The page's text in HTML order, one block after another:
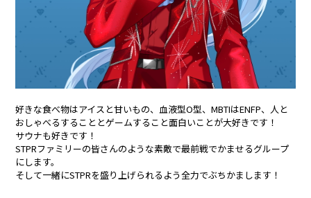
CREATOR
すとぷり
莉犬 るぅと
ころん
ジェル ななもり。
好きな食べ物はアイスと甘いもの、血液型O型、MBTIはENFP、人と
おしゃべるすることとゲームすること面白いことが大好きです！
サウナも好きです！
STPRファミリーの皆さんのような素敵で最前戦でかませるグループ
にします。
そして一緒にSTPRを盛り上げられるよう全力でぶちかまします！